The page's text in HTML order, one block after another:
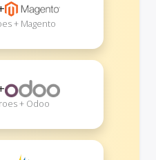
+ Magento
+ Odoo